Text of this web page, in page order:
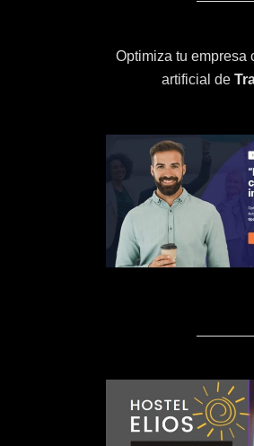
Optimiza tu empresa
artificial de